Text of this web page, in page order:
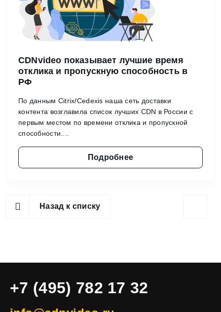
CDNvideo показывает лучшие время
отклика и пропускную способность в
РФ
По данным Citrix/Cedexis наша сеть доставки
контента возглавила список лучших CDN в России с
первым местом по времени отклика и пропускной
способности....
Подробнее
Назад к списку
+7 (495) 782 17 32